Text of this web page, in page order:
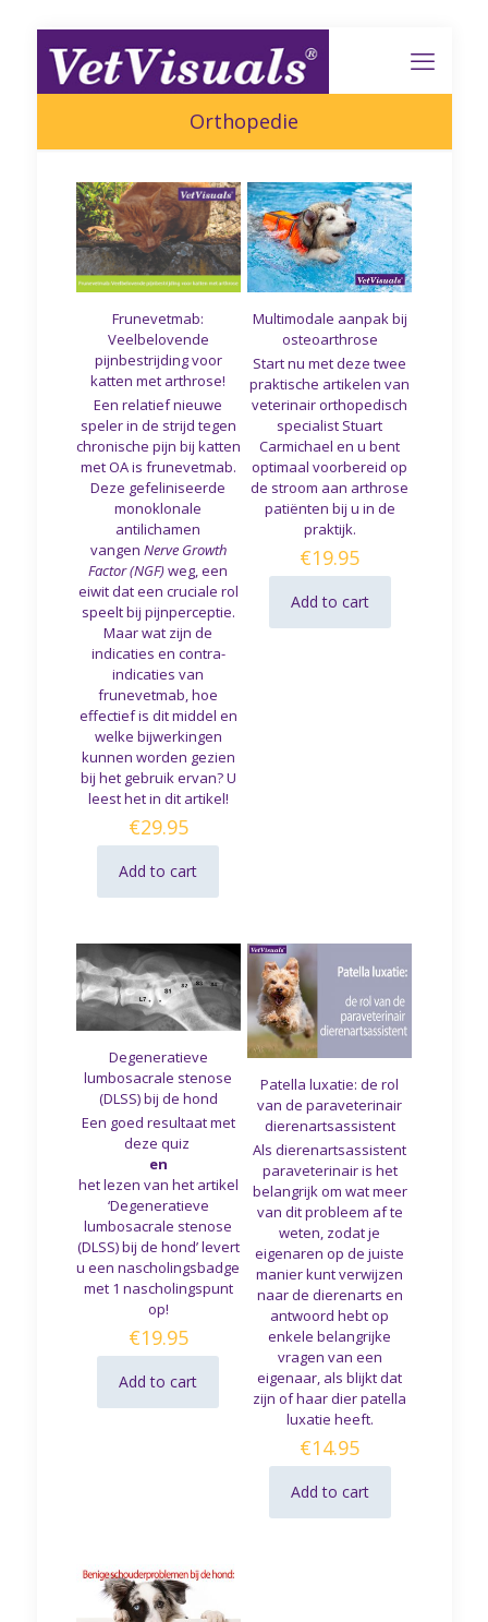
Orthopedie
Frunevetmab:
Veelbelovende
pijnbestrijding voor
katten met arthrose!
Een relatief nieuwe
speler in de strijd tegen
chronische pijn bij katten
met OA is frunevetmab.
Deze gefeliniseerde
monoklonale
antilichamen
vangen Nerve Growth
Factor (NGF)weg, een
eiwit dat een cruciale rol
speelt bij pijnperceptie.
Maar wat zijn de
indicaties en contra-
indicaties van
frunevetmab, hoe
effectief is dit middel en
welke bijwerkingen
kunnen worden gezien
bij het gebruik ervan? U
leest het in dit artikel!
€29.95
Add to cart
Multimodale aanpak bij
osteoarthrose
Start nu met deze twee
praktische artikelen van
veterinair orthopedisch
specialist Stuart
Carmichael en u bent
optimaal voorbereid op
de stroom aan arthrose
patiënten bij u in de
praktijk.
€19.95
Add to cart
Degeneratieve
lumbosacrale stenose
(DLSS) bij de hond
Een goed resultaat met
deze quiz
en
het lezen van het artikel
‘Degeneratieve
lumbosacrale stenose
(DLSS) bij de hond’ levert
u een nascholingsbadge
met 1 nascholingspunt
op!
€19.95
Add to cart
Patella luxatie: de rol
van de paraveterinair
dierenartsassistent
Als dierenartsassistent
paraveterinair is het
belangrijk om wat meer
van dit probleem af te
weten, zodat je
eigenaren op de juiste
manier kunt verwijzen
naar de dierenarts en
antwoord hebt op
enkele belangrijke
vragen van een
eigenaar, als blijkt dat
zijn of haar dier patella
luxatie heeft.
€14.95
Add to cart